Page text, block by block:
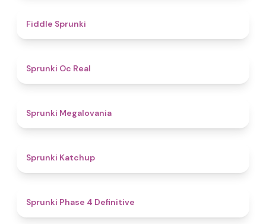
Fiddle Sprunki
Sprunki Oc Real
Sprunki Megalovania
Sprunki Katchup
Sprunki Phase 4 Definitive